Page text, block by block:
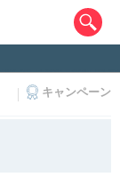
キャンペーン